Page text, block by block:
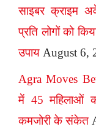
साइबर क्राइम
प्रति लोगों को
उपाय August 6,
Agra Moves
में 45 महिलाओं
कमजोरी के संकेत